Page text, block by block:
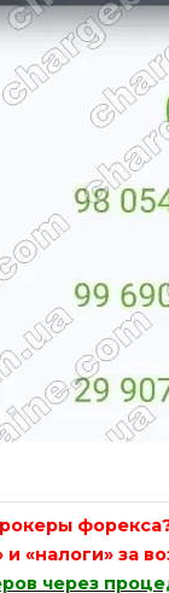
«налоги» за
через